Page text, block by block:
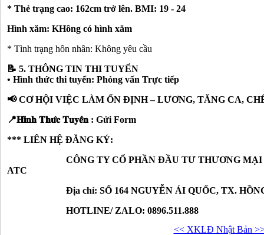
* Thẻ trạng cao: 162cm trở lên. BMI: 19 - 24
Hình xăm: KHông có hình xăm
* Tình trạng hôn nhân: Không yêu cầu
📝 5. THÔNG TIN THI TUYỂN
• Hình thức thi tuyển: Phỏng vấn Trực tiếp
📢 CƠ HỘI VIỆC LÀM ỔN ĐỊNH – LƯƠNG, TĂNG CA,
📍𝐇𝐢̀𝐧𝐡 𝐓𝐡𝐮̛́𝐜 𝐓𝐮𝐲𝐞̂̉𝐧 : Gửi Form
*** LIÊN HỆ ĐĂNG KÝ:
CÔNG TY CỔ PHẦN ĐẦU TƯ THƯƠNG MẠI VÀ
ATC
Địa chỉ: SỐ 164 NGUYỄN ÁI QUỐC, TX. HỒNG
HOTLINE/ ZALO: 0896.511.888
<< XKLĐ Nhật Bản